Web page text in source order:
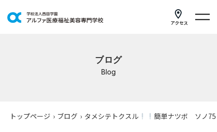
アクセス
ブログ
Blog
トップページ › ブログ › タメシテトクスル 簡単ナツボ ソノ75